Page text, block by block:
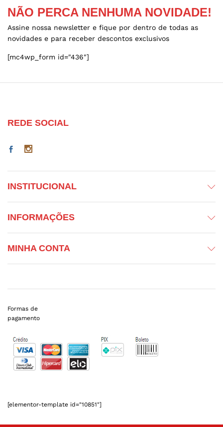
product
product
NÃO PERCA NENHUMA NOVIDADE!
Assine nossa newsletter e fique por dentro de todas as
novidades e para receber descontos exclusivos
[mc4wp_form id="436"]
REDE SOCIAL
INSTITUCIONAL
INFORMAÇÕES
MINHA CONTA
[elementor-template id="10851"]
Formas de
pagamento